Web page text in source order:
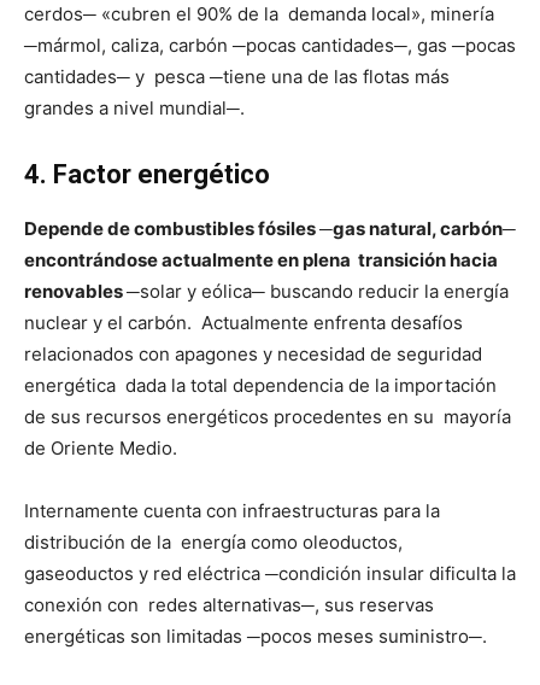
cerdos─ «cubren el 90% de la demanda local», minería
─mármol, caliza, carbón ─pocas cantidades─, gas ─pocas
cantidades─ y pesca ─tiene una de las flotas más
grandes a nivel mundial─.
4. Factor energético
Depende de combustibles fósiles ─gas natural, carbón─
encontrándose actualmente en plena transición hacia
renovables─solar y eólica─ buscando reducir la energía
nuclear y el carbón. Actualmente enfrenta desafíos
relacionados con apagones y necesidad de seguridad
energética dada la total dependencia de la importación
de sus recursos energéticos procedentes en su mayoría
de Oriente Medio.
Internamente cuenta con infraestructuras para la
distribución de la energía como oleoductos,
gaseoductos y red eléctrica ─condición insular dificulta la
conexión con redes alternativas─, sus reservas
energéticas son limitadas ─pocos meses suministro─.